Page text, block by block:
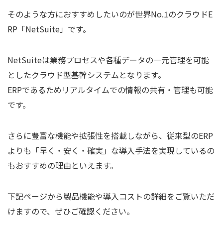
そのような方におすすめしたいのが世界No.1のクラウドE
RP「NetSuite」です。
NetSuiteは業務プロセスや各種データの一元管理を可能
としたクラウド型基幹システムとなります。
ERPであるためリアルタイムでの情報の共有・管理も可能
です。
さらに豊富な機能や拡張性を搭載しながら、従来型のERP
よりも「早く・安く・確実」な導入手法を実現しているの
もおすすめの理由といえます。
下記ページから製品機能や導入コストの詳細をご覧いただ
けますので、ぜひご確認ください。